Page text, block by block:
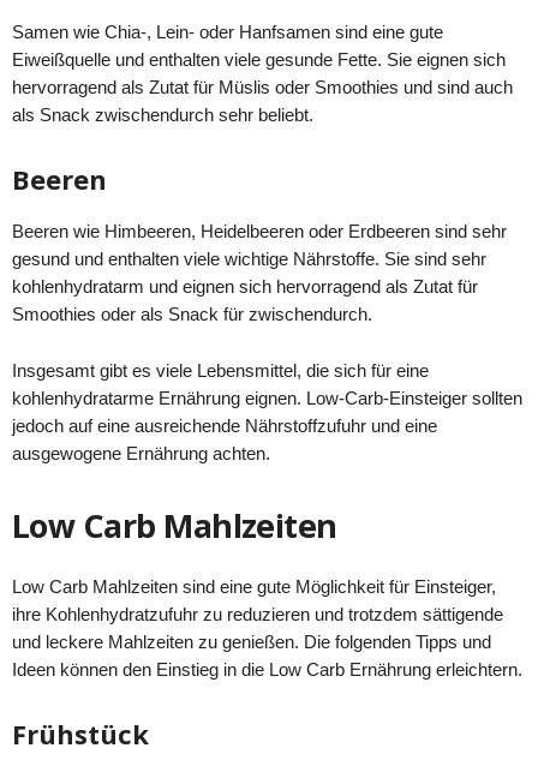
Samen wie Chia-, Lein- oder Hanfsamen sind eine gute
Eiweißquelle und enthalten viele gesunde Fette. Sie eignen sich
hervorragend als Zutat für Müslis oder Smoothies und sind auch
als Snack zwischendurch sehr beliebt.
Beeren
Beeren wie Himbeeren, Heidelbeeren oder Erdbeeren sind sehr
gesund und enthalten viele wichtige Nährstoffe. Sie sind sehr
kohlenhydratarm und eignen sich hervorragend als Zutat für
Smoothies oder als Snack für zwischendurch.
Insgesamt gibt es viele Lebensmittel, die sich für eine
kohlenhydratarme Ernährung eignen. Low-Carb-Einsteiger sollten
jedoch auf eine ausreichende Nährstoffzufuhr und eine
ausgewogene Ernährung achten.
Low Carb Mahlzeiten
Low Carb Mahlzeiten sind eine gute Möglichkeit für Einsteiger,
ihre Kohlenhydratzufuhr zu reduzieren und trotzdem sättigende
und leckere Mahlzeiten zu genießen. Die folgenden Tipps und
Ideen können den Einstieg in die Low Carb Ernährung erleichtern.
Frühstück